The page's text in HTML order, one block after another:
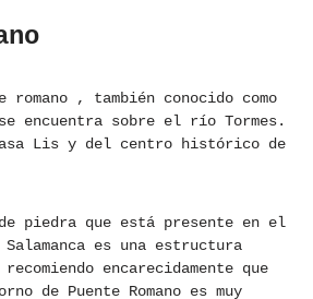
romano , también conocido como
encuentra sobre el río Tormes.
Lis y del centro histórico de
piedra que está presente en el
Salamanca es una estructura
encarecidamente que
de Puente Romano es muy